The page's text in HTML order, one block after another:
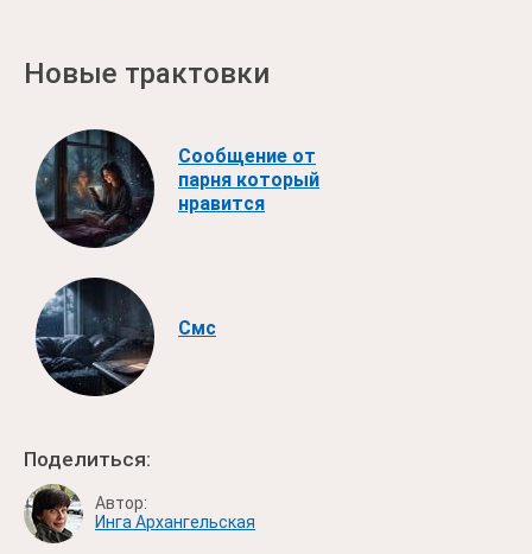
Новые трактовки
Сообщение от
парня который
нравится
Смс
Поделиться:
Автор:
Инга Архангельская